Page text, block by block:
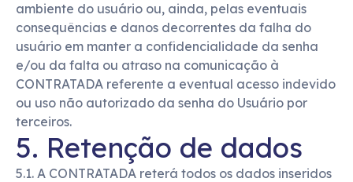
ambiente do usuário ou, ainda, pelas eventuais
consequências e danos decorrentes da falha do
usuário em manter a confidencialidade da senha
e/ou da falta ou atraso na comunicação à
CONTRATADA referente a eventual acesso indevido
ou uso não autorizado da senha do Usuário por
terceiros.
5. Retenção de dados
5.1. A CONTRATADA reterá todos os dados inseridos